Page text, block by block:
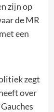
zijn op
de MR
een
zegt
over